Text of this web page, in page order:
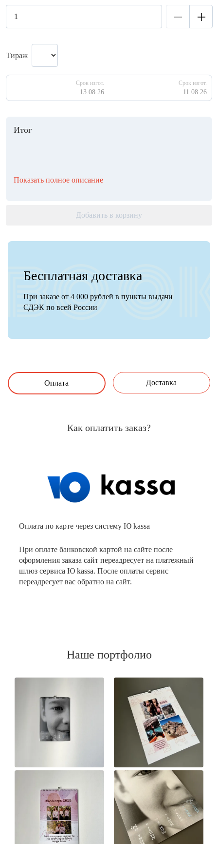
Тираж
Срок изгот.
13.08.26
Срок изгот.
11.08.26
Итог
Показать полное описание
Добавить в корзину
Бесплатная доставка
При заказе от 4 000 рублей в пункты выдачи
СДЭК по всей России
Оплата Доставка
Как оплатить заказ?
Оплата по карте через систему Ю kassa
При оплате банковской картой на сайте после
оформления заказа сайт переадресует на платежный
шлюз сервиса Ю kassa. После оплаты сервис
переадресует вас обратно на сайт.
Наше портфолио